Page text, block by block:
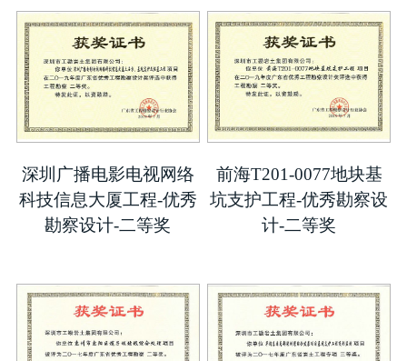
深圳广播电影电视网络
科技信息大厦工程-优秀
勘察设计-二等奖
前海T201-0077地块基
坑支护工程-优秀勘察设
计-二等奖